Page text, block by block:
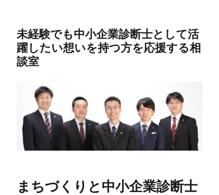
未経験でも中小企業診断士として活
躍したい想いを持つ方を応援する相
談室
まちづくりと中小企業診断士